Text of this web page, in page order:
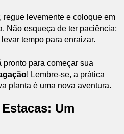
regue levemente e coloque em
Não esqueça de ter paciência;
tempo para enraizar.
para começar sua
! Lembre-se, a prática
planta é uma nova aventura.
Um